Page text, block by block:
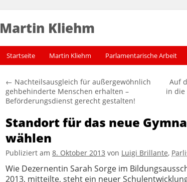
Martin Kliehm
Startseite Martin Kliehm Parlamentarische Arbeit
← Nachteilsausgleich für außergewöhnlich
gehbehinderte Menschen erhalten –
Beförderungsdienst gerecht gestalten!
Auf
in die
Standort für das neue
wählen
Publiziert am 8. Oktober 2013 von Luigi Brillante,
Wie Dezernentin Sarah Sorge im
2013, mitteilte, steht ein neuer